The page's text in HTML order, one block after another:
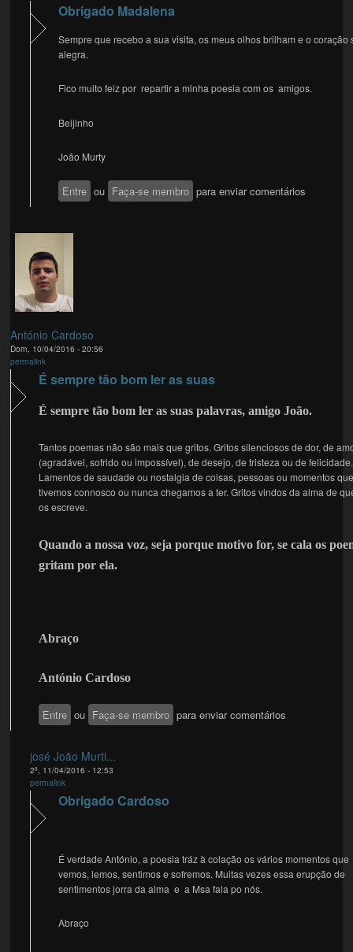
Obrigado Madalena
Sempre que recebo a sua visita, os meus olhos brilham e o coração
alegra.
Fico muito feiz por repartir a minha poesia com os amigos.
Beijinho
João Murty
Entre ou Faça-se membro para enviar comentários
António Cardoso
Dom, 10/04/2016 - 20:56
permalink
É sempre tão bom ler as suas
É sempre tão bom ler as suas palavras, amigo João.
Tantos poemas não são mais que gritos. Gritos silenciosos de dor, de
(agradável, sofrido ou impossível), de desejo, de tristeza ou de felicidade.
Lamentos de saudade ou nostalgia de coisas, pessoas ou momentos
tivemos connosco ou nunca chegamos a ter. Gritos vindos da alma de
os escreve.
Quando a nossa voz, seja porque motivo for, se cala os
gritam por ela.
Abraço
António Cardoso
Entre ou Faça-se membro para enviar comentários
josé João Murti...
2ª, 11/04/2016 - 12:53
permalink
Obrigado Cardoso
É verdade António, a poesia tráz à colação os vários momentos que
vemos, lemos, sentimos e sofremos. Muitas vezes essa erupção de
sentimentos jorra da alma e a Msa fala po nós.
Abraço